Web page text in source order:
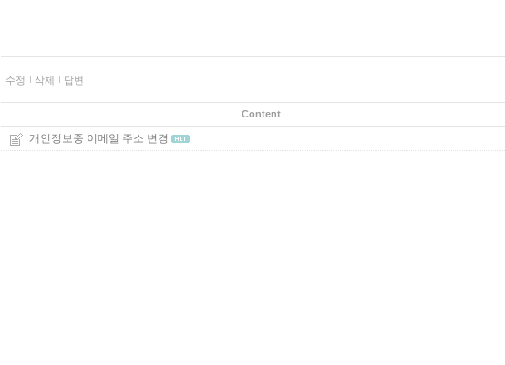
수정 삭제 답변
Content
개인정보중 이메일 주소 변경